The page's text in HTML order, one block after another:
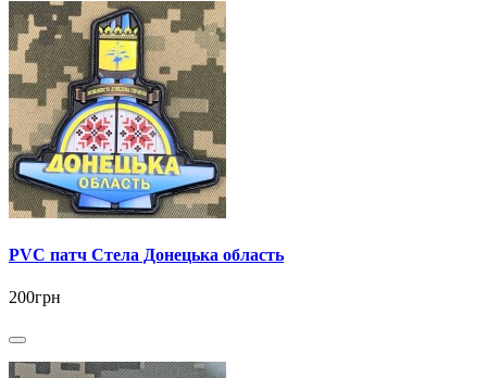
PVC патч Стела Донецька область
200грн